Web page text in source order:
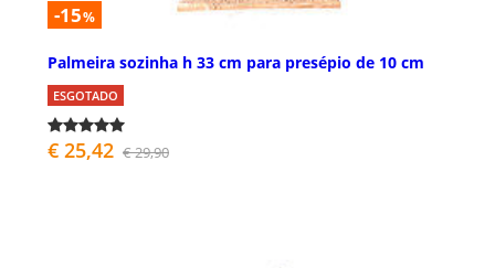
-15%
Palmeira sozinha h 33 cm para presépio de 10 cm
ESGOTADO
€ 25,42 € 29,90